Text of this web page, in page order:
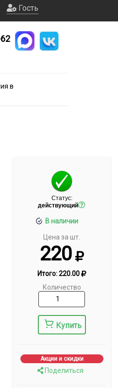
Гость
в
Статус:
действующий
В наличии
Цена за шт.
220
Итого:220.00
Количество
Купить
Акции и скидки
Поделиться